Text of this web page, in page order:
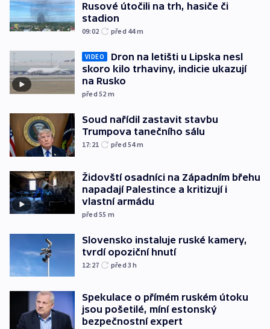
Rusové útočili na trh, hasiče či
stadion
09:02 před 44m
VIDEO
Dron na letišti u Lipska nesl
skoro kilo trhaviny, indicie ukazují
na Rusko
před 52 m
Soud nařídil zastavit stavbu
Trumpova tanečního sálu
17:21 před 54m
Židovští osadníci na Západním břehu
napadají Palestince a kritizují i
vlastní armádu
před 55 m
Slovensko instaluje ruské kamery,
tvrdí opoziční hnutí
12:27 před 3h
Spekulace o přímém ruském útoku
jsou pošetilé, míní estonský
bezpečnostní expert